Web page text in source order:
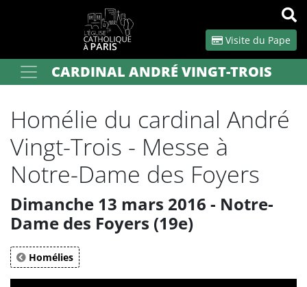
Visite du Pape
Votre recherche OK
CARDINAL ANDRÉ VINGT-TROIS
Homélie du cardinal André
Vingt-Trois - Messe à
Notre-Dame des Foyers
Dimanche 13 mars 2016 - Notre-
Dame des Foyers (19e)
Homélies
Panneau de gestion des cookies